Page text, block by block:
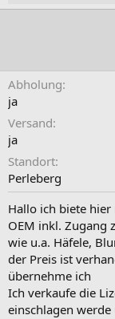
Abholung
ja
Versand
ja
Standort
Perleberg
Hallo ich biete
OEM inkl. Zugang
wie u.a. Häfele,
der Preis ist
übernehme ich
Ich verkaufe die
einschlagen